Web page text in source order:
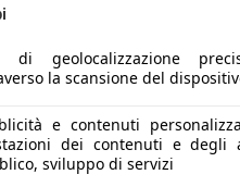
di geolocalizzazione
la scansione del
e contenuti
dei contenuti e degli
sviluppo di servizi
troppi errori. In
“autonomo”? Meglio di
grandi salti
dichiara però di